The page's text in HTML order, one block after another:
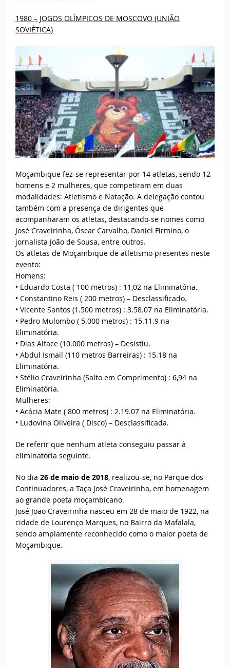
1980 – JOGOS OLÍMPICOS DE MOSCOVO (UNIÃO
SOVIÉTICA)
Moçambique fez-se representar por 14 atletas, sendo 12
homens e 2 mulheres, que competiram em duas
modalidades: Atletismo e Natação. A delegação contou
também com a presença de dirigentes que
acompanharam os atletas, destacando-se nomes como
José Craveirinha, Óscar Carvalho, Daniel Firmino, o
jornalista João de Sousa, entre outros.
Os atletas de Moçambique de atletismo presentes neste
evento:
Homens:
• Eduardo Costa ( 100 metros) : 11,02 na Eliminatória.
• Constantino Reis ( 200 metros) – Desclassificado.
• Vicente Santos (1.500 metros) : 3.58.07 na Eliminatória.
• Pedro Mulombo ( 5.000 metros) : 15.11.9 na
Eliminatória.
• Dias Alface (10.000 metros) – Desistiu.
• Abdul Ismail (110 metros Barreiras) : 15.18 na
Eliminatória.
• Stélio Craveirinha (Salto em Comprimento) : 6,94 na
Eliminatória.
Mulheres:
• Acácia Mate ( 800 metros) : 2.19.07 na Eliminatória.
• Ludovina Oliveira ( Disco) – Desclassificada.
De referir que nenhum atleta conseguiu passar à
eliminatória seguinte.
No dia 26 de maio de 2018, realizou-se, no Parque dos
Continuadores, a Taça José Craveirinha, em homenagem
ao grande poeta moçambicano.
José João Craveirinha nasceu em 28 de maio de 1922, na
cidade de Lourenço Marques, no Bairro da Mafalala,
sendo amplamente reconhecido como o maior poeta de
Moçambique.